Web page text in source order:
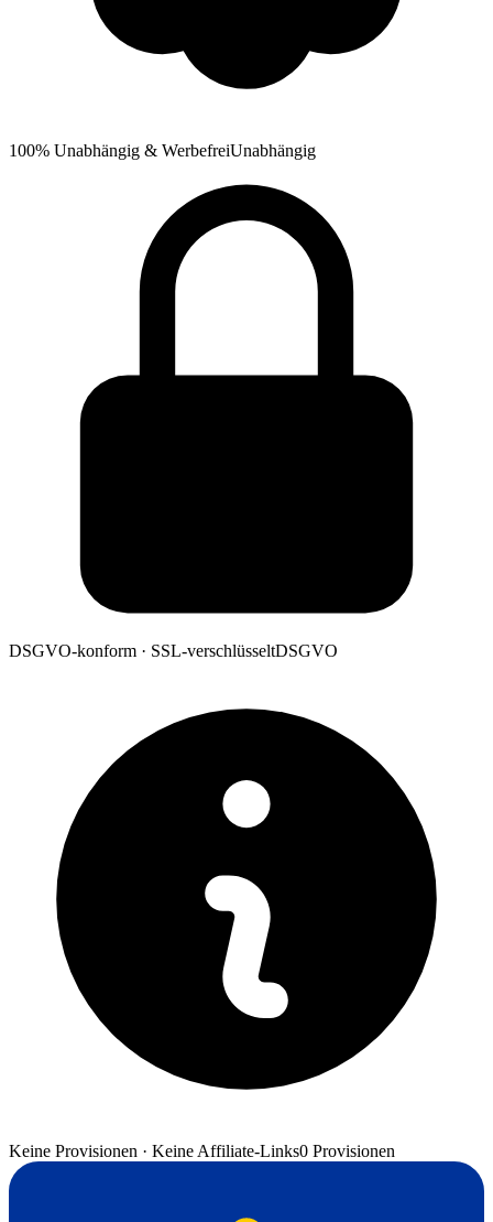
100% Unabhängig & WerbefreiUnabhängig
DSGVO-konform · SSL-verschlüsseltDSGVO
Keine Provisionen · Keine Affiliate-Links0 Provisionen